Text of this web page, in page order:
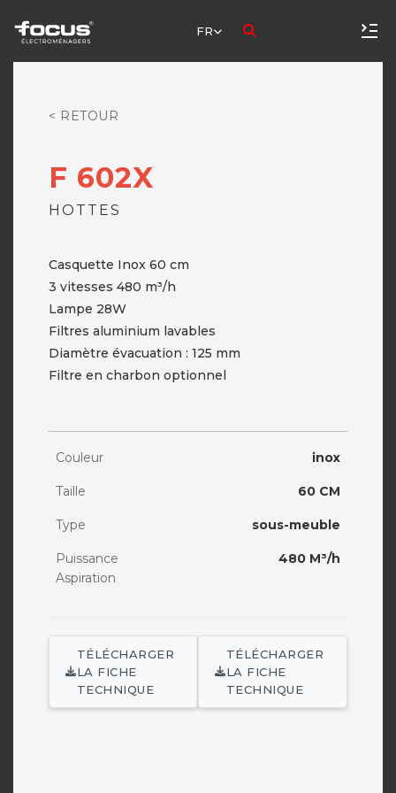
FR
< RETOUR
F 602X
HOTTES
Casquette Inox 60 cm
3 vitesses 480 m³/h
Lampe 28W
Filtres aluminium lavables
Diamètre évacuation : 125 mm
Filtre en charbon optionnel
Couleur inox
Taille 60 CM
Type sous-meuble
Puissance
Aspiration
480 M³/h
TÉLÉCHARGER
LA FICHE
TECHNIQUE
TÉLÉCHARGER
LA FICHE
TECHNIQUE